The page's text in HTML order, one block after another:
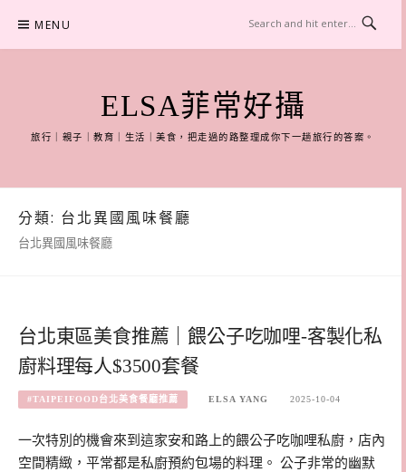
content
MENU
ELSA菲常好攝
旅行｜親子｜教育｜生活｜美食，把走過的路整理成你下一趟旅行的答案。
分類: 台北異國風味餐廳
台北異國風味餐廳
台北東區美食推薦｜餵公子吃咖哩-客製化私
廚料理每人$3500套餐
#TAIPEIFOOD台北美食餐廳推薦 ELSA YANG 2025-10-04
一次特別的機會來到這家安和路上的餵公子吃咖哩私廚，店內
空間精緻，平常都是私廚預約包場的料理。 公子非常的幽默